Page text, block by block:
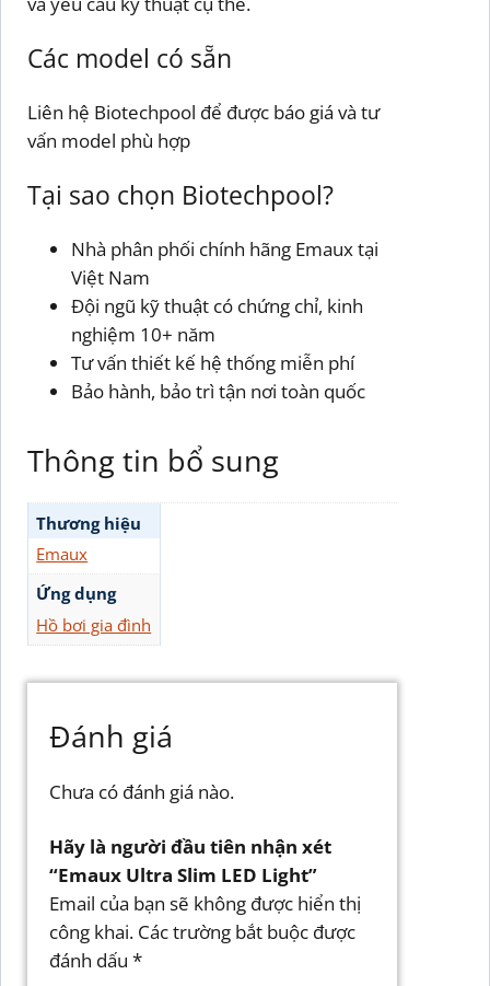
Các model có sẵn
Liên hệ Biotechpool để được báo giá và tư
vấn model phù hợp
Tại sao chọn Biotechpool?
Nhà phân phối chính hãng Emaux tại
Việt Nam
Đội ngũ kỹ thuật có chứng chỉ, kinh
nghiệm 10+ năm
Tư vấn thiết kế hệ thống miễn phí
Bảo hành, bảo trì tận nơi toàn quốc
Thông tin bổ sung
Thương hiệu
Emaux
Ứng dụng
Hồ bơi gia đình
Đánh giá
Chưa có đánh giá nào.
Hãy là người đầu tiên nhận xét
“Emaux Ultra Slim LED Light”
Email của bạn sẽ không được hiển thị
công khai. Các trường bắt buộc được
đánh dấu *